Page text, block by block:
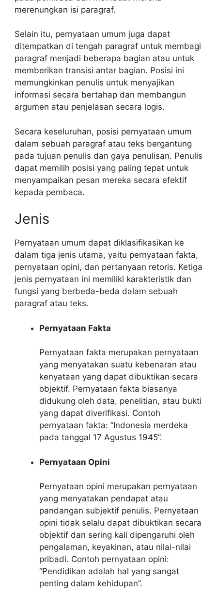
merenungkan isi paragraf.
Selain itu, pernyataan umum juga dapat
ditempatkan di tengah paragraf untuk membagi
paragraf menjadi beberapa bagian atau untuk
memberikan transisi antar bagian. Posisi ini
memungkinkan penulis untuk menyajikan
informasi secara bertahap dan membangun
argumen atau penjelasan secara logis.
Secara keseluruhan, posisi pernyataan umum
dalam sebuah paragraf atau teks bergantung
pada tujuan penulis dan gaya penulisan. Penulis
dapat memilih posisi yang paling tepat untuk
menyampaikan pesan mereka secara efektif
kepada pembaca.
Jenis
Pernyataan umum dapat diklasifikasikan ke
dalam tiga jenis utama, yaitu pernyataan fakta,
pernyataan opini, dan pertanyaan retoris. Ketiga
jenis pernyataan ini memiliki karakteristik dan
fungsi yang berbeda-beda dalam sebuah
paragraf atau teks.
Pernyataan Fakta
Pernyataan fakta merupakan pernyataan
yang menyatakan suatu kebenaran atau
kenyataan yang dapat dibuktikan secara
objektif. Pernyataan fakta biasanya
didukung oleh data, penelitian, atau bukti
yang dapat diverifikasi. Contoh
pernyataan fakta: “Indonesia merdeka
pada tanggal 17 Agustus 1945”.
Pernyataan Opini
Pernyataan opini merupakan pernyataan
yang menyatakan pendapat atau
pandangan subjektif penulis. Pernyataan
opini tidak selalu dapat dibuktikan secara
objektif dan sering kali dipengaruhi oleh
pengalaman, keyakinan, atau nilai-nilai
pribadi. Contoh pernyataan opini:
“Pendidikan adalah hal yang sangat
penting dalam kehidupan”.